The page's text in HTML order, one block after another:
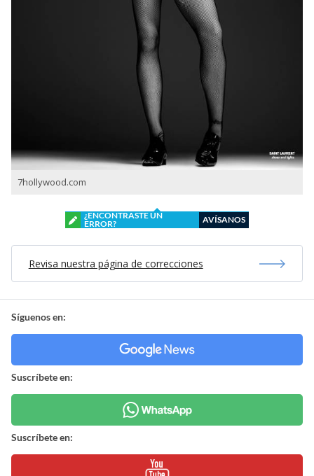
7hollywood.com
¿ENCONTRASTE UN
ERROR?
AVÍSANOS
Revisa nuestra página de correcciones
Síguenos en:
Suscríbete en:
Suscríbete en: